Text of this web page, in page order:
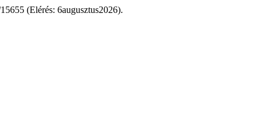
(Elérés: 6augusztus2026).